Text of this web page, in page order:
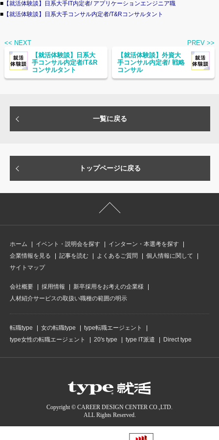
■ 【就活体験談】日系大手IT内定者/ アプリケーションエンジニア職
■ 【就活体験談】日系大手コンサル内定者/T&Rコンサルタント
<< NEXT
【就活体験談】日系大
手コンサル内定者/T&R
コンサルタント
PREV >>
【就活体験談】外資大
手コンサル内定者/ 戦略
コンサル
一覧に戻る
トップページに戻る
ホーム イベント・説明会を探す
インターン・本選考を探す
企業情報を見る
記事を読む よくあるご質問
個人情報に関して
サイトマップ
会社概要 採用情報
新卒採用をお考えの企業様
人材紹介サービスの取扱い職種の範囲の明示
転職type 女の転職type
type転職エージェント
type女性の転職エージェント
20's type type IT派遣 Direct type
Copyright © CAREER DESIGN CENTER CO.,LTD.
ALL Rights Reserved.